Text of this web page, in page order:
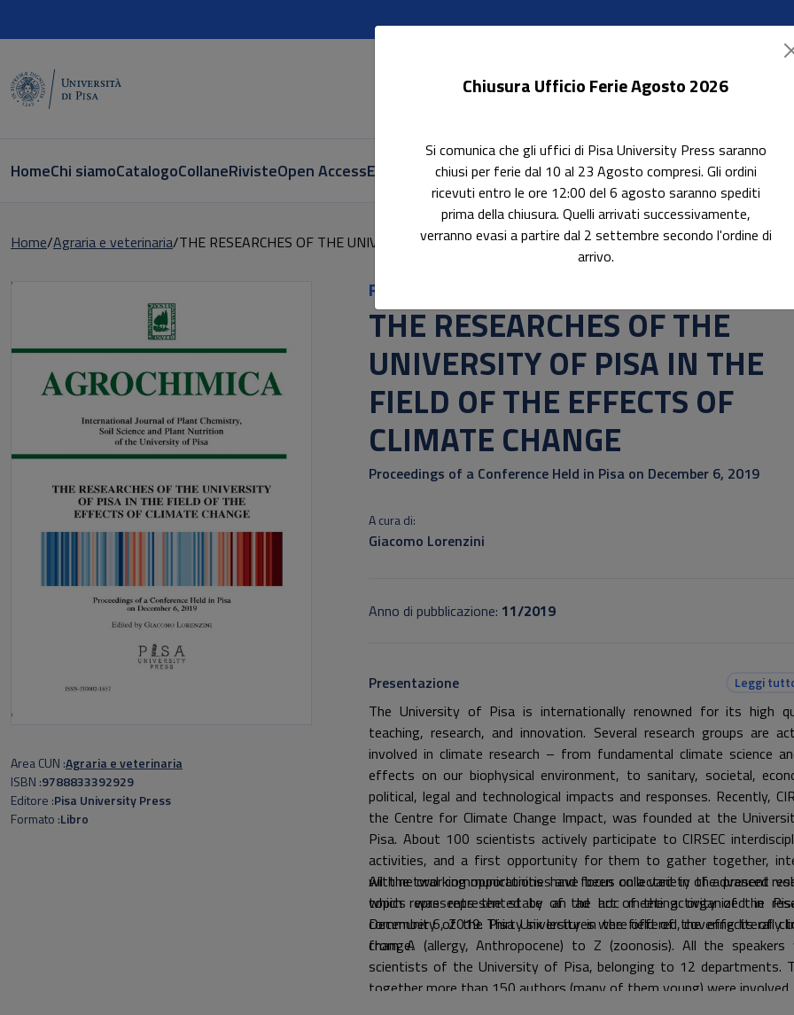
HomeChi siamoCatalogoCollaneRivisteOpen AccessE-book AccessibiliIn evidenzaPubblica con noi
Home Agraria e veterinaria THE RESEARCHES OF THE UNIVERSITY OF PISA IN THE FIELD OF THE EFFECTS OF CLIMATE
Ricerca
THE RESEARCHES OF THE
UNIVERSITY OF PISA IN THE
FIELD OF THE EFFECTS OF
CLIMATE CHANGE
Proceedings of a Conference Held in Pisa on December 6, 2019
A cura di:
Giacomo Lorenzini
Anno di pubblicazione: 11/2019
Presentazione Leggi
The University of Pisa is internationally renowned for its high
teach­ing, research, and innovation. Several research groups are
involved in climate research – from fundamental climate science
effects on our biophysical environment, to sanitary, societal,
political, legal and technological impacts and responses. Recently,
the Centre for Climate Change Impact, was founded at the
Pisa. About 100 scientists actively participate to CIRSEC
activities, and a first opportunity for them to gather together,
with networking opportunities and focus on a variety of advanced
topics was represented by an ad hoc meeting organized in
December 6, 2019. Thirty six lectures were offered, covering literally
from A (allergy, Anthropocene) to Z (zoono­sis). All the speakers
scientists of the University of Pisa, belonging to 12 departments.
together more than 150 authors (many of them young) were involved.
All the oral communications have been collected in the present
which represents the state of the art of the activity of the
community of the Pisa University in the field of the effects of
change.
Area CUN Agraria e veterinaria
ISBN 9788833392929
Editore Pisa University Press
Formato Libro
Chiusura Ufficio Ferie Agosto 2026
Si comunica che gli uffici di Pisa University Press saranno
chiusi per ferie dal 10 al 23 Agosto compresi. Gli ordini
ricevuti entro le ore 12:00 del 6 agosto saranno spediti
prima della chiusura. Quelli arrivati successivamente,
verranno evasi a partire dal 2 settembre secondo l'ordine di
arrivo.